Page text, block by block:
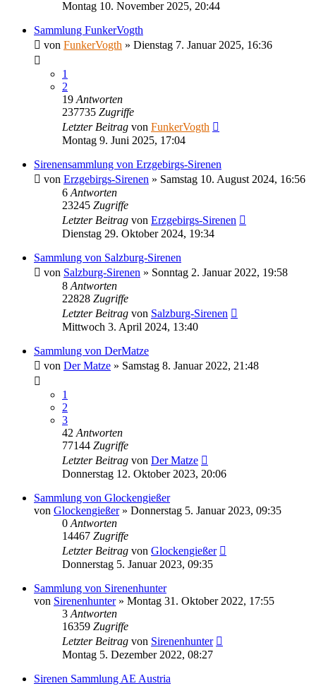
Montag 10. November 2025, 20:44
Sammlung FunkerVogth
von FunkerVogth » Dienstag 7. Januar 2025, 16:36
1
2
19 Antworten
237735 Zugriffe
Letzter Beitrag von FunkerVogth
Montag 9. Juni 2025, 17:04
Sirenensammlung von Erzgebirgs-Sirenen
von Erzgebirgs-Sirenen » Samstag 10. August 2024, 16:56
6 Antworten
23245 Zugriffe
Letzter Beitrag von Erzgebirgs-Sirenen
Dienstag 29. Oktober 2024, 19:34
Sammlung von Salzburg-Sirenen
von Salzburg-Sirenen » Sonntag 2. Januar 2022, 19:58
8 Antworten
22828 Zugriffe
Letzter Beitrag von Salzburg-Sirenen
Mittwoch 3. April 2024, 13:40
Sammlung von DerMatze
von Der Matze » Samstag 8. Januar 2022, 21:48
1
2
3
42 Antworten
77144 Zugriffe
Letzter Beitrag von Der Matze
Donnerstag 12. Oktober 2023, 20:06
Sammlung von Glockengießer
von Glockengießer» Donnerstag 5. Januar 2023, 09:35
0 Antworten
14467 Zugriffe
Letzter Beitrag von Glockengießer
Donnerstag 5. Januar 2023, 09:35
Sammlung von Sirenenhunter
von Sirenenhunter» Montag 31. Oktober 2022, 17:55
3 Antworten
16359 Zugriffe
Letzter Beitrag von Sirenenhunter
Montag 5. Dezember 2022, 08:27
Sirenen Sammlung AE Austria